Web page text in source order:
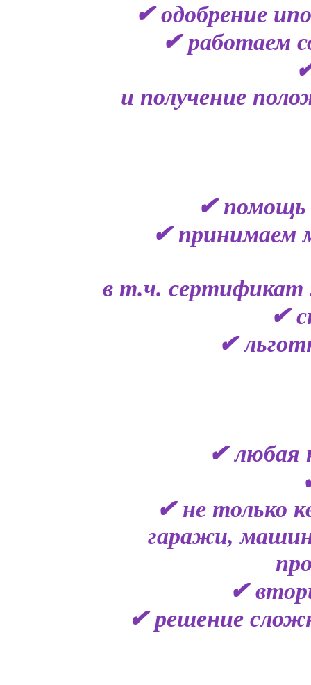
✔ одобрение
✔ работаем
и получение
✔ помощь
✔ принимаем
в т.ч. сертификат
✔
✔
✔ любая
✔ не только
гаражи,
✔
✔ решение